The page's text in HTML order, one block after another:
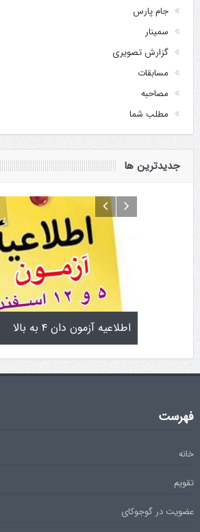
جام پارس
سمینار
گزارش تصویری
مسابقات
مصاحبه
مطلب شما
جدیدترین ها
تولد کایچو سن سی گوگن یاماگوچی
فهرست
خانه
تقویم
عضویت در گوجوکای